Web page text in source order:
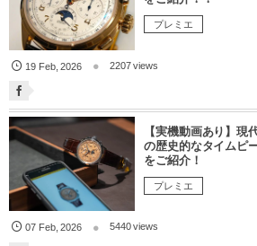
プレミエ
19 Feb,2026 2207 views
【実機動画あり】現
の歴史的なタイムピ
をご紹介！
プレミエ
07 Feb,2026 5440 views